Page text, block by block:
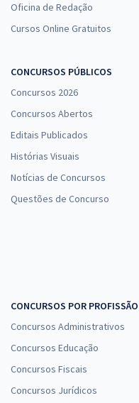
Oficina de Redação
Cursos Online Gratuitos
CONCURSOS PÚBLICOS
Concursos 2026
Concursos Abertos
Editais Publicados
Histórias Visuais
Notícias de Concursos
Questões de Concurso
CONCURSOS POR PROFISSÃO
Concursos Administrativos
Concursos Educação
Concursos Fiscais
Concursos Jurídicos